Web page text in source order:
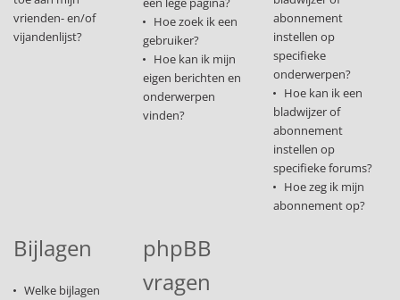
vrienden- en/of
vijandenlijst?
Hoe zoek ik een
gebruiker?
Hoe kan ik mijn
eigen berichten en
onderwerpen
vinden?
abonnement
instellen op
specifieke
onderwerpen?
Hoe kan ik een
bladwijzer of
abonnement
instellen op
specifieke forums?
Hoe zeg ik mijn
abonnement op?
Bijlagen
Welke bijlagen
phpBB
vragen